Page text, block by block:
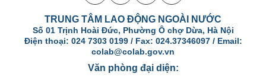
TRUNG TÂM LAO ĐỘNG NGOÀI NƯỚC
Số 01 Trịnh Hoài Đức, Phường Ô chợ Dừa, Hà Nội
Điện thoại: 024 7303 0199 / Fax: 024.37346097 / Email:
colab@colab.gov.vn
Văn phòng đại diện: